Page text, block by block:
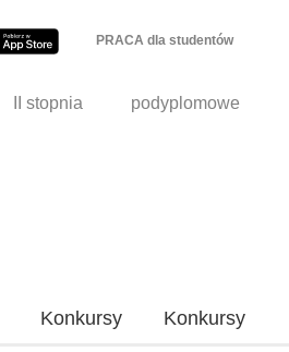
PRACA dla studentów
II stopnia podyplomowe
Konkursy Konkursy